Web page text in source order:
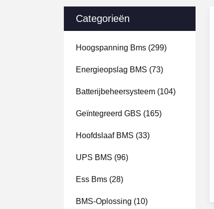
Categorieën
Hoogspanning Bms (299)
Energieopslag BMS (73)
Batterijbeheersysteem (104)
Geïntegreerd GBS (165)
Hoofdslaaf BMS (33)
UPS BMS (96)
Ess Bms (28)
BMS-Oplossing (10)